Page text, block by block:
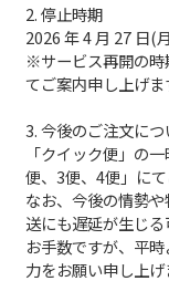
2. 停止時期
2026 年 4 月 27 日(
※サービス再開の時
てご案内申し上げま
3. 今後のご注文につ
「クイック便」の
便、3便、4便」にて
なお、今後の情勢
送にも遅延が生じる
お手数ですが、平
力をお願い申し上げ